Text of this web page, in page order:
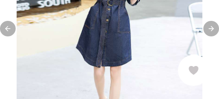
Previous slide